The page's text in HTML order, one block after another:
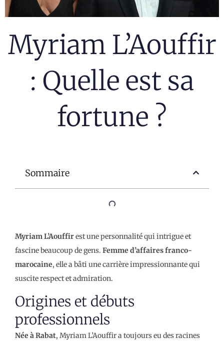
Myriam L’Aouffir
: Quelle est sa
fortune ?​
Sommaire
Myriam L’Aouffirest une personnalité qui intrigue et
fascine beaucoup de gens. Femme d’affaires franco-
marocaine, elle a bâti une carrière impressionnante qui
suscite respect et admiration.
Origines et débuts
professionnels
Née à Rabat, Myriam L’Aouffir a toujours eu des racines